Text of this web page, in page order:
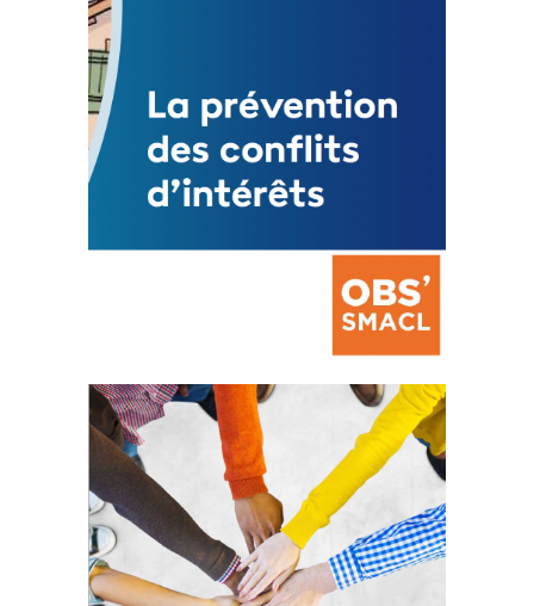
FEUILLETER
La prévention des conflits
d’intérêts
18 septembre 2023
FEUILLETER